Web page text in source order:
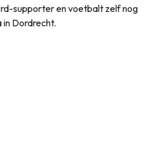
supporter en voetbalt zelf nog
in Dordrecht.